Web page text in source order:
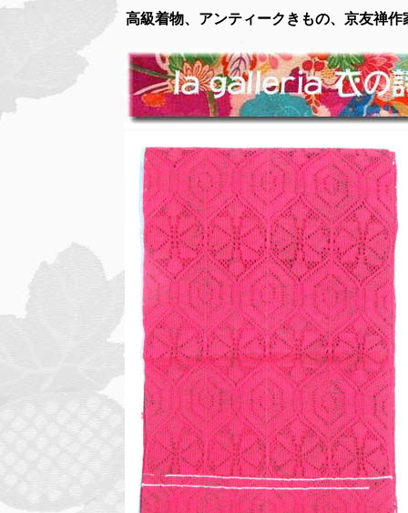
高級着物、アンティークきもの、京友禅